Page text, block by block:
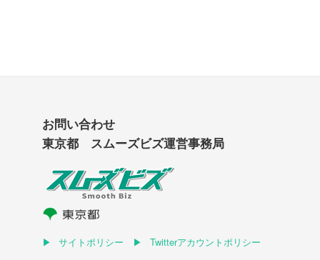
お問い合わせ
東京都 スムーズビズ運営事務局
サイトポリシー
Twitterアカウントポリシー